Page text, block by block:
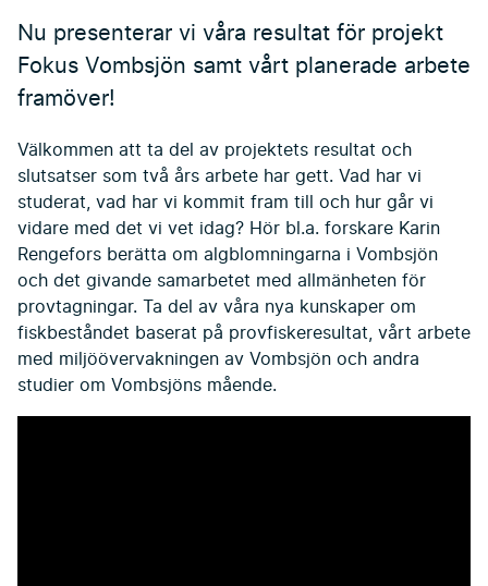
Nu presenterar vi våra resultat för projekt
Fokus Vombsjön samt vårt planerade arbete
framöver!
Välkommen att ta del av projektets resultat och
slutsatser som två års arbete har gett. Vad har vi
studerat, vad har vi kommit fram till och hur går vi
vidare med det vi vet idag? Hör bl.a. forskare Karin
Rengefors berätta om algblomningarna i Vombsjön
och det givande samarbetet med allmänheten för
provtagningar. Ta del av våra nya kunskaper om
fiskbeståndet baserat på provfiskeresultat, vårt arbete
med miljöövervakningen av Vombsjön och andra
studier om Vombsjöns mående.